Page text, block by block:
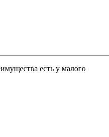
есть у малого